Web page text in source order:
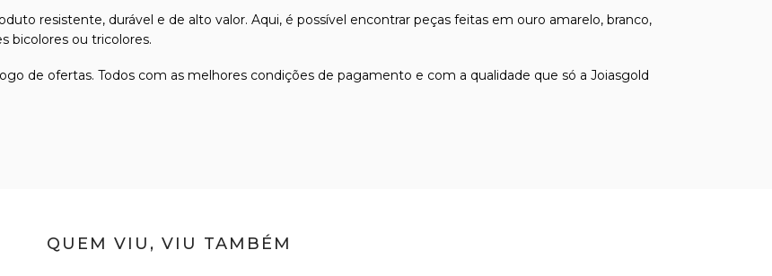
resistente, durável e de alto valor. Aqui, é possível encontrar peças feitas em ouro amarelo, branco,
bicolores ou tricolores.
de ofertas. Todos com as melhores condições de pagamento e com a qualidade que só a Joiasgold
QUEM VIU, VIU TAMBÉM